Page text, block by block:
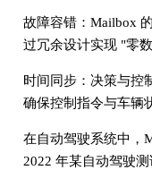
故障容错：Mailbox
过冗余设计实现 "零
时间同步：决策与控
确保控制指令与车辆
在自动驾驶系统中，
2022 年某自动驾驶